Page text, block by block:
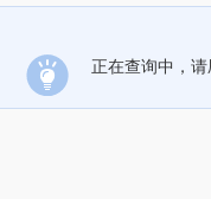
正在查询中，